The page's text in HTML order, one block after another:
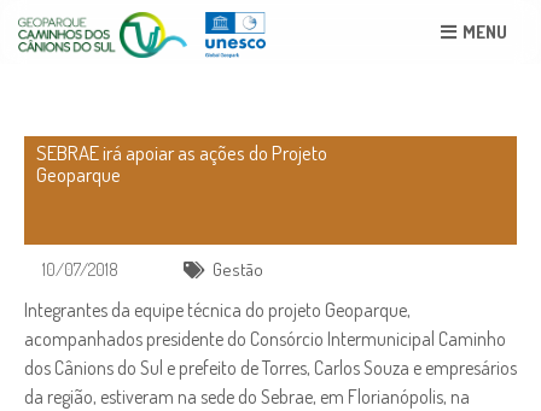
MENU
SEBRAE irá apoiar as ações do Projeto
Geoparque
10/07/2018 Gestão
Integrantes da equipe técnica do projeto Geoparque,
acompanhados presidente do Consórcio Intermunicipal Caminho
dos Cânions do Sul e prefeito de Torres, Carlos Souza e empresários
da região, estiveram na sede do Sebrae, em Florianópolis, na